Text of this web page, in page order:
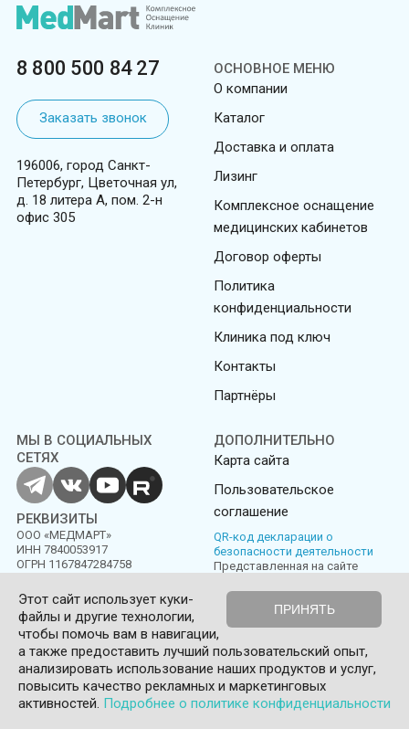
0
8 800 500 84 27
Заказать звонок
196006, город Санкт-
Петербург, Цветочная ул,
д. 18 литера А, пом. 2-н
офис 305
ОСНОВНОЕ МЕНЮ
О компании
Каталог
Доставка и оплата
Лизинг
Комплексное оснащение
медицинских кабинетов
Договор оферты
Политика
конфиденциальности
Клиника под ключ
Контакты
Партнёры
ДОПОЛНИТЕЛЬНО
Карта сайта
Пользовательское
соглашение
QR-код декларации о
безопасности деятельности
Представленная на сайте
публичной офертой
МЫ В СОЦИАЛЬНЫХ
СЕТЯХ
РЕКВИЗИТЫ
ООО «МЕДМАРТ»
ИНН 7840053917
ОГРН 1167847284758
© Medmart 2016-2026
Политика конфиденциальности Пользовательское соглашение
ПРИНЯТЬ
Этот сайт использует куки-
файлы и другие технологии,
чтобы помочь вам в навигации,
а также предоставить лучший пользовательский опыт,
анализировать использование наших продуктов и услуг,
повысить качество рекламных и маркетинговых
активностей. Подробнее о политике конфиденциальности